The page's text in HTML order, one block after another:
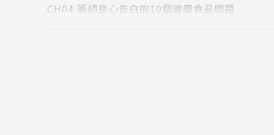
CH04 藥師良心告白的10個健康食品問題